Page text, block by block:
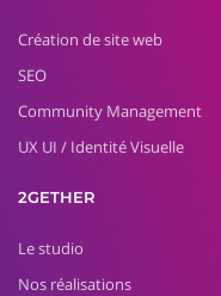
Création de site web
SEO
Community Management
UX UI / Identité Visuelle
2GETHER
Le studio
Nos réalisations